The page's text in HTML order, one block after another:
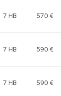
7 HB 570 €
7 HB 590 €
7 HB 590 €